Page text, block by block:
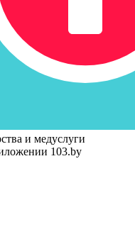
и медуслуги
103.by